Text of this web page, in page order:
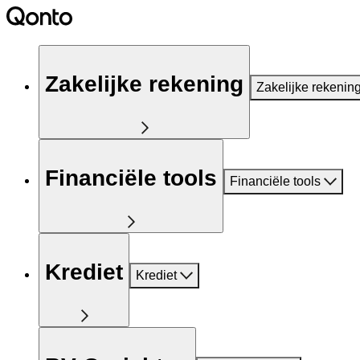
Zakelijke rekening Zakelijke
Financiële tools Financiële tools
Krediet Krediet